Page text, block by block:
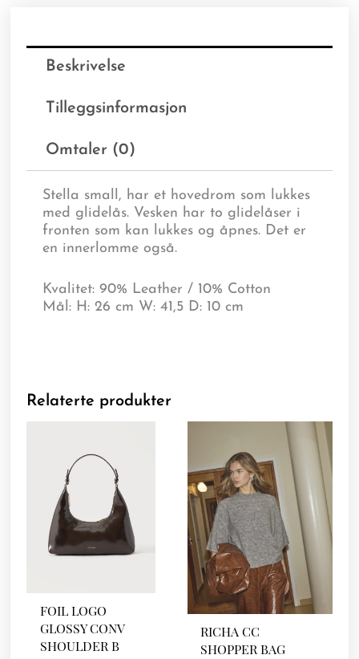
Beskrivelse
Tilleggsinformasjon
Omtaler (0)
Stella small, har et hovedrom som lukkes
med glidelås. Vesken har to glidelåser i
fronten som kan lukkes og åpnes. Det er
en innerlomme også.
Kvalitet: 90% Leather / 10% Cotton
Mål: H: 26 cm W: 41,5 D: 10 cm
Relaterte produkter
FOIL LOGO
GLOSSY CONV
SHOULDER B
RICHA CC
SHOPPER BAG